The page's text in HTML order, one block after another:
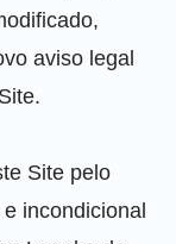
aviso legal
Site pelo
incondicional